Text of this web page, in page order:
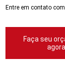
Entre em contato
Faça seu
agora